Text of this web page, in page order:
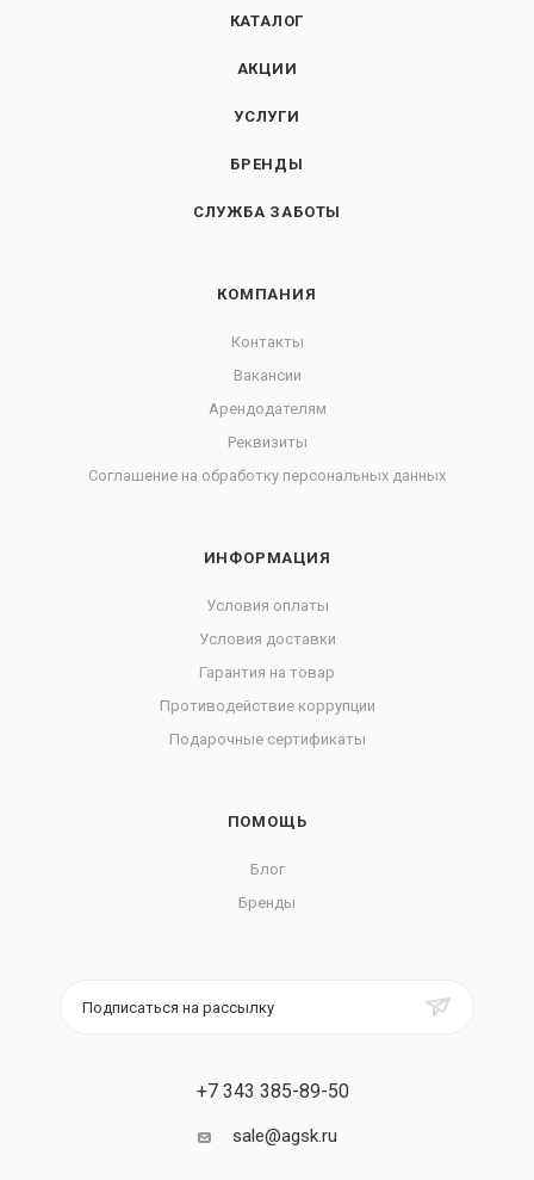
КАТАЛОГ
АКЦИИ
УСЛУГИ
БРЕНДЫ
СЛУЖБА ЗАБОТЫ
КОМПАНИЯ
Контакты
Вакансии
Арендодателям
Реквизиты
Соглашение на обработку персональных данных
ИНФОРМАЦИЯ
Условия оплаты
Условия доставки
Гарантия на товар
Противодействие коррупции
Подарочные сертификаты
ПОМОЩЬ
Блог
Бренды
Подписаться на рассылку
+7 343 385-89-50
sale@agsk.ru